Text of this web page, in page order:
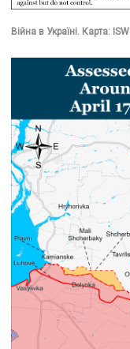
Війна в Україні. Карта: ISW